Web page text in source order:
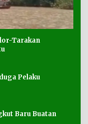
Tarakan
Pelaku
Baru Buatan